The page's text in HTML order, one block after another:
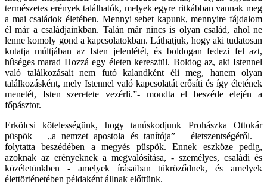
természetes erények találhatók, melyek egyre ritkábban vannak meg
a mai családok életében. Mennyi sebet kapunk, mennyire fájdalom
él már a családjainkban. Talán már nincs is olyan család, ahol ne
lenne komoly gond a kapcsolatokban. Láthatjuk, hogy aki tudatosan
kutatja múltjában az Isten jelenlétét, és boldogan fedezi fel azt,
hûséges marad Hozzá egy életen keresztül. Boldog az, aki Istennel
való találkozásait nem futó kalandként éli meg, hanem olyan
találkozásként, mely Istennel való kapcsolatát erősíti és így életének
menetét, Isten szeretete vezérli.”- mondta el beszéde elején a
főpásztor.
Erkölcsi kötelességünk, hogy tanúskodjunk Prohászka Ottokár
püspök – „a nemzet apostola és tanítója” – életszentségéről. –
folytatta beszédében a megyés püspök. Ennek eszköze pedig,
azoknak az erényeknek a megvalósítása, - személyes, családi és
közéletünkben - amelyek írásaiban tükröződnek, és amelyek
élettörténetében példaként állnak előttünk.